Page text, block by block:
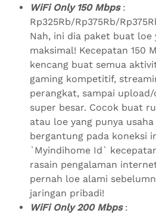
WiFi Only 150 Mbps:
Rp325Rb/Rp375Rb/
Nah, ini dia paket buat loe
maksimal! Kecepatan 150
kencang buat semua
gaming kompetitif,
perangkat, sampai
super besar. Cocok buat
atau loe yang punya
bergantung pada koneksi
`Myindihome Id`
rasain pengalaman
pernah loe alami
jaringan pribadi!
WiFi Only 200 Mbps: